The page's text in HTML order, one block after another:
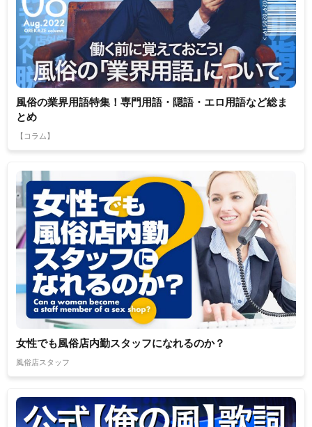
風俗の業界用語特集！専門用語・隠語・エロ用語など総ま
とめ
【コラム】
女性でも風俗店内勤スタッフになれるのか？
風俗店スタッフ